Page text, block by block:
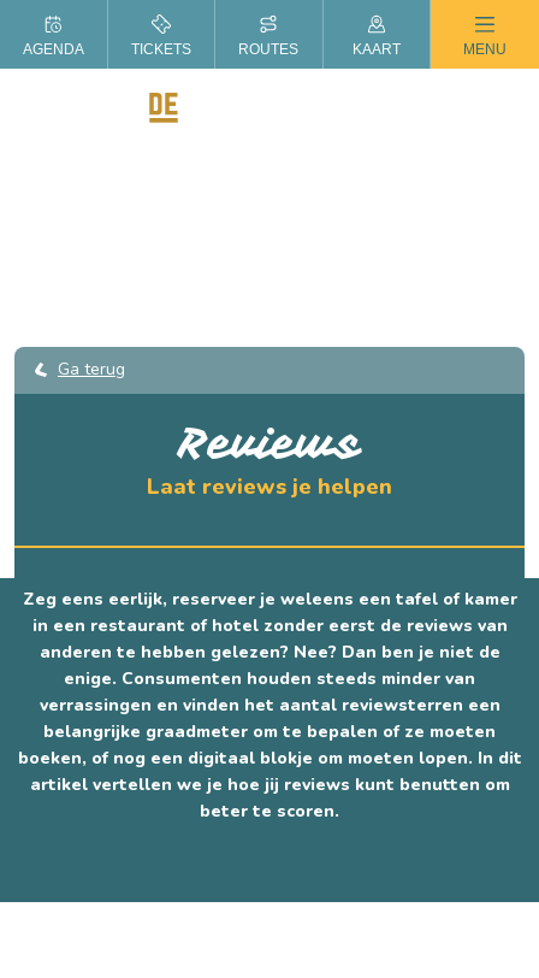
ZOMER IN DE LANGSTRAAT
Ga terug
Reviews
Laat reviews je helpen
Zeg eens eerlijk, reserveer je weleens een tafel of kamer
in een restaurant of hotel zonder eerst de reviews van
anderen te hebben gelezen? Nee? Dan ben je niet de
enige. Consumenten houden steeds minder van
verrassingen en vinden het aantal reviewsterren een
belangrijke graadmeter om te bepalen of ze moeten
boeken, of nog een digitaal blokje om moeten lopen. In dit
artikel vertellen we je hoe jij reviews kunt benutten om
beter te scoren.
AGENDA TICKETS ROUTES KAART MENU